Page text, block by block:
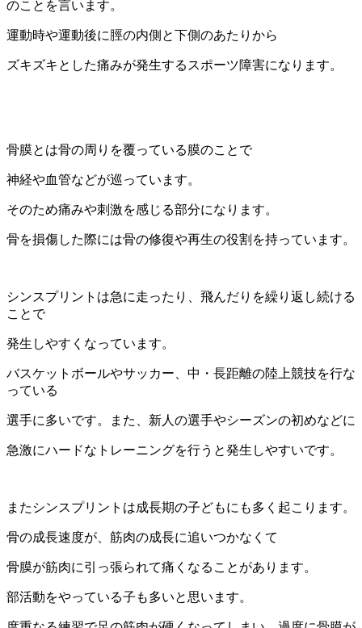
のことを言います。
運動時や運動後に脛の内側と下側のあたりから
ズキズキとした痛みが発生するスポーツ障害になります。
骨膜とは骨の周りを覆っている膜のことで
神経や血管などが巡っています。
そのため痛みや刺激を感じる部分になります。
骨を損傷した際には骨の修復や再生の役割を持っています。
シンスプリントは急に走ったり、飛んだりを繰り返し続ける
ことで
発生しやすくなっています。
バスケットボールやサッカー、中・長距離の陸上競技を行な
っている
選手に多いです。また、新人の選手やシーズンの初めなどに
急激にハードなトレーニングを行うと発生しやすいです。
またシンスプリントは成長期の子どもにも多く起こります。
骨の成長速度が、筋肉の成長に追いつかなくて
骨膜が筋肉に引っ張られて痛くなることがあります。
部活動をやっている子も多いと思います。